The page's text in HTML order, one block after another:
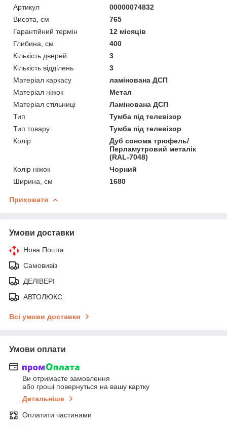
Артикул
00000074832
Висота, см
765
Гарантійний термін
12 місяців
Глибина, см
400
Кількість дверей
3
Кількість відділень
3
Матеріал каркасу
ламінована ДСП
Матеріал ніжок
Метал
Матеріал стільниці
Ламінована ДСП
Тип
Тумба під телевізор
Тип товару
Тумба під телевізор
Колір
Дуб сонома трюфель/
Перламутровий металік
(RAL-7048)
Колір ніжок
Чорний
Ширина, см
1680
Приховати
Умови доставки
Нова Пошта
Самовивіз
ДЕЛІВЕРІ
АВТОЛЮКС
Всі умови доставки
Умови оплати
Ви отримаєте замовлення
або гроші повернуться на вашу картку
Детальніше
Оплатити частинами